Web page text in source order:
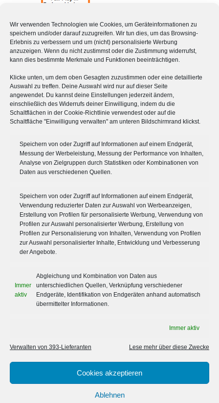
Wir verwenden Technologien wie Cookies, um Geräteinformationen zu
speichern und/oder darauf zuzugreifen. Wir tun dies, um das Browsing-
Erlebnis zu verbessern und um (nicht) personalisierte Werbung
anzuzeigen. Wenn du nicht zustimmst oder die Zustimmung widerrufst,
kann dies bestimmte Merkmale und Funktionen beeinträchtigen.
Klicke unten, um dem oben Gesagten zuzustimmen oder eine detaillierte
Auswahl zu treffen. Deine Auswahl wird nur auf dieser Seite
angewendet. Du kannst deine Einstellungen jederzeit ändern,
einschließlich des Widerrufs deiner Einwilligung, indem du die
Schaltflächen in der Cookie-Richtlinie verwendest oder auf die
Schaltfläche "Einwilligung verwalten" am unteren Bildschirmrand klickst.
Speichern von oder Zugriff auf Informationen auf einem Endgerät,
Messung der Werbeleistung, Messung der Performance von Inhalten,
Analyse von Zielgruppen durch Statistiken oder Kombinationen von
Daten aus verschiedenen Quellen.
Speichern von oder Zugriff auf Informationen auf einem Endgerät,
Verwendung reduzierter Daten zur Auswahl von Werbeanzeigen,
Erstellung von Profilen für personalisierte Werbung, Verwendung von
Profilen zur Auswahl personalisierter Werbung, Erstellung von
Profilen zur Personalisierung von Inhalten, Verwendung von Profilen
zur Auswahl personalisierter Inhalte, Entwicklung und Verbesserung
der Angebote.
Immer
aktiv
Abgleichung und Kombination von Daten aus
unterschiedlichen Quellen, Verknüpfung verschiedener
Endgeräte, Identifikation von Endgeräten anhand automatisch
übermittelter Informationen.
Immer aktiv
Verwalten von 393-Lieferanten Lese mehr über diese Zwecke
Cookies akzeptieren
Ablehnen
erkennen, ob der Schädlingsbekämpfer seriös
und kompetent ist. Hier hilft das Gütesiegel.
Leeser & Will ist sowohl ein mehrfach
„Weißen Liste“ der Schutzgemeinschaft
technischer Notdienste e.V. gelistet.
Weitere Infos zur Weißen Liste ›
Aktuelles von Leeser & Will
Zertifizierungen
Informationen für Unternehmen
Informationen für Privatkunden
Wechselservice
Schädlingslexikon
IMPRESSUM, DATENSCHUTZ, AGB
Impressum
© 2015-2026 Leeser und Will – Schädlingsbekämpfung GmbH,
Mönchengladbach
Webdesign & SEO:READY4 Marketing & Kommunikation,
Mönchengladbach